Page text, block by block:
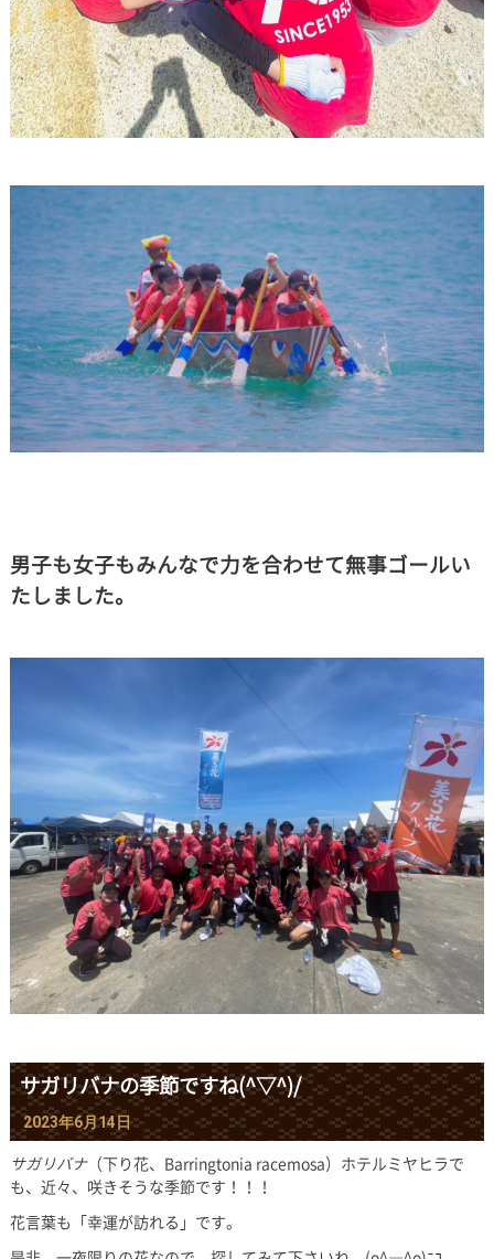
男子も女子もみんなで力を合わせて無事ゴールい
たしました。
サガリバナの季節ですね(^▽^)/
2023年6月14日
サガリバナ（下り花、Barringtonia racemosa）ホテルミヤヒラで
も、近々、咲きそうな季節です！！！
花言葉も「幸運が訪れる」です。